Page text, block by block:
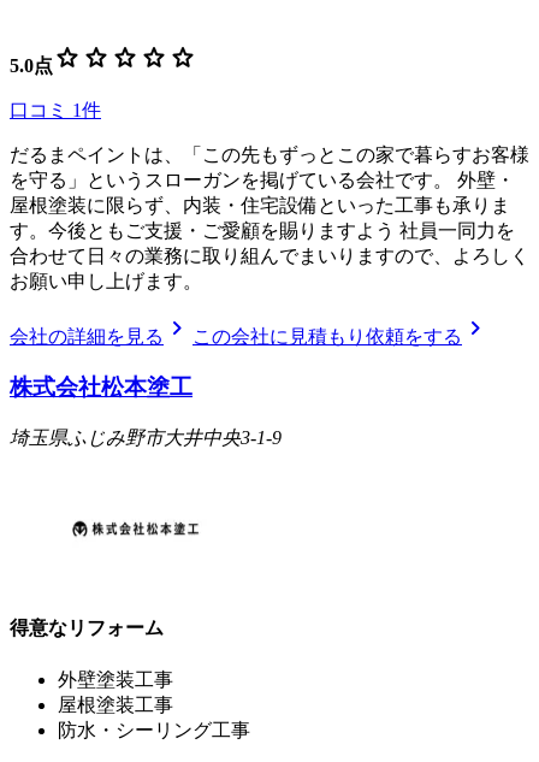
5.0点 star star star star star
口コミ 1件
だるまペイントは、「この先もずっとこの家で暮らすお客様
を守る」というスローガンを掲げている会社です。 外壁・
屋根塗装に限らず、内装・住宅設備といった工事も承りま
す。今後ともご支援・ご愛顧を賜りますよう 社員一同力を
合わせて日々の業務に取り組んでまいりますので、よろしく
お願い申し上げます。
会社の詳細を見る chevron_right この会社に見積もり依頼をする chevron_right
株式会社松本塗工
埼玉県ふじみ野市大井中央3-1-9
得意なリフォーム
外壁塗装工事
屋根塗装工事
防水・シーリング工事